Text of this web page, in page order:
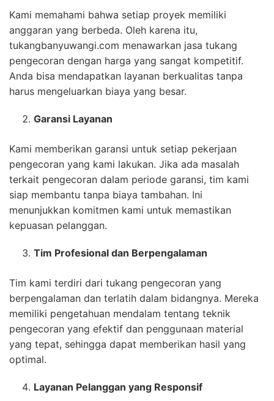
Kami memahami bahwa setiap proyek memiliki
anggaran yang berbeda. Oleh karena itu,
tukangbanyuwangi.com menawarkan jasa tukang
pengecoran dengan harga yang sangat kompetitif.
Anda bisa mendapatkan layanan berkualitas tanpa
harus mengeluarkan biaya yang besar.
Garansi Layanan
Kami memberikan garansi untuk setiap pekerjaan
pengecoran yang kami lakukan. Jika ada masalah
terkait pengecoran dalam periode garansi, tim kami
siap membantu tanpa biaya tambahan. Ini
menunjukkan komitmen kami untuk memastikan
kepuasan pelanggan.
Tim Profesional dan Berpengalaman
Tim kami terdiri dari tukang pengecoran yang
berpengalaman dan terlatih dalam bidangnya. Mereka
memiliki pengetahuan mendalam tentang teknik
pengecoran yang efektif dan penggunaan material
yang tepat, sehingga dapat memberikan hasil yang
optimal.
Layanan Pelanggan yang Responsif